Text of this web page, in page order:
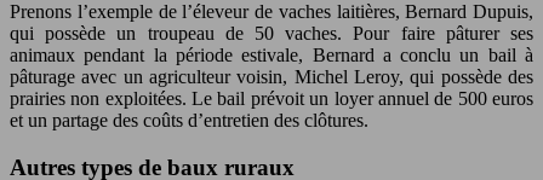
Prenons l’exemple de l’éleveur de vaches laitières, Bernard Dupuis,
qui possède un troupeau de 50 vaches. Pour faire pâturer ses
animaux pendant la période estivale, Bernard a conclu un bail à
pâturage avec un agriculteur voisin, Michel Leroy, qui possède des
prairies non exploitées. Le bail prévoit un loyer annuel de 500 euros
et un partage des coûts d’entretien des clôtures.
Autres types de baux ruraux